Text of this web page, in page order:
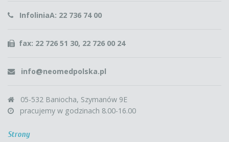
InfoliniaA: 22 736 74 00
fax: 22 726 51 30, 22 726 00 24
info@neomedpolska.pl
05-532 Baniocha, Szymanów 9E
pracujemy w godzinach 8.00-16.00
Strony